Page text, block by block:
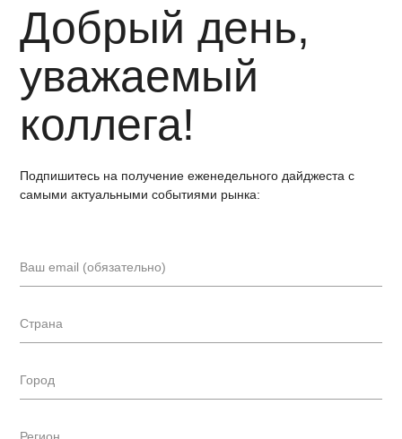
Добрый день,
уважаемый
коллега!
Подпишитесь на получение еженедельного дайджеста с
самыми актуальными событиями рынка: